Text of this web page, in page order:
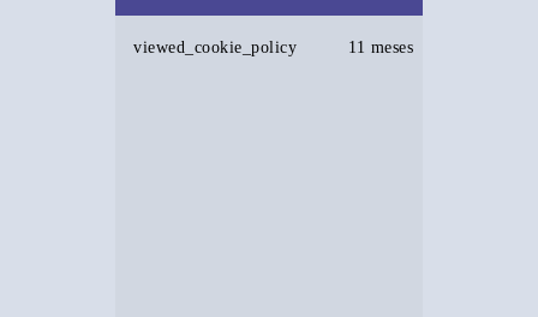
viewed_cookie_policy 11 meses